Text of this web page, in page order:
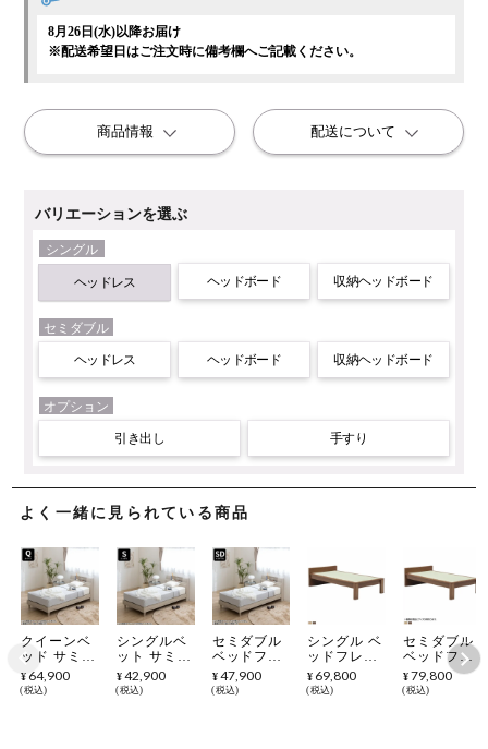
よく一緒に見られている商品
クイーンベ
ッド サミー
ル 木製 フ
レーム ベッ
¥ 64,900
税込
シングルベ
ット サミー
ル 木製 フ
レーム ベッ
¥42,900
税込
セミダブル
ベッドフレ
ーム サミー
ル ロータイ
¥ 47,900
税込
シングル ベ
ッドフレー
ム スミカ
畳ベッド 棚
¥ 69,800
税込
セミダブル
ベッドフレ
ーム スミカ
畳ベッド 棚
¥79,800
税込
バリエーションを選ぶ
シングル
ヘッドレス ヘッドボード 収納ヘッドボード
セミダブル
ヘッドレス ヘッドボード 収納ヘッドボード
オプション
引き出し 手すり
8月26日(水)以降お届け
※配送希望日はご注文時に備考欄へご記載ください。
商品情報 配送について